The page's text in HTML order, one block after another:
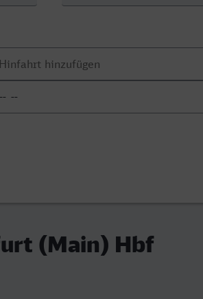
(Main) Hbf